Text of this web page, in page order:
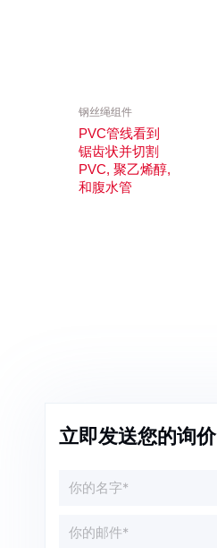
钢丝绳组件
PVC管线看到
锯齿状并切割
PVC, 聚乙烯醇,
和腹水管
立即发送您的询价